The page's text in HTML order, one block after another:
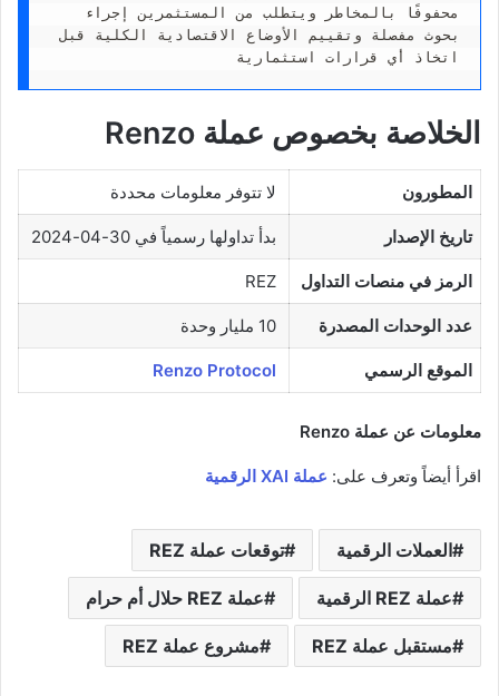
اتخاذ أي قرارات استثمارية
الخلاصة بخصوص عملة Renzo
المطورون لا تتوفر معلومات محددة
تاريخ الإصدار بدأ تداولها رسمياً في 30-04-2024
الرمز في منصات التداول REZ
عدد الوحدات المصدرة 10 مليار وحدة
الموقع الرسمي
معلومات عن عملة Renzo
اقرأ أيضاً وتعرف على: عملة XAI الرقمية
العملات الرقمية توقعات عملة REZ
عملة REZ الرقمية عملة REZ حلال أم حرام
مستقبل عملة REZ مشروع عملة REZ